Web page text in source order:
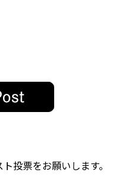
投票をお願いします。